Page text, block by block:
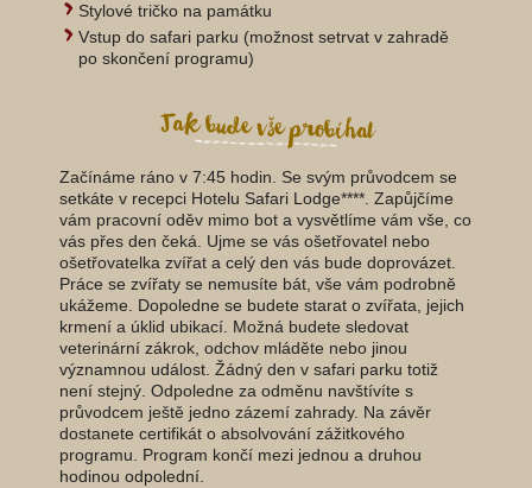
Stylové tričko na památku
Vstup do safari parku (možnost setrvat v zahradě
po skončení programu)
Jak bude vše probíhat
Začínáme ráno v 7:45 hodin. Se svým průvodcem se
setkáte v recepci Hotelu Safari Lodge****. Zapůjčíme
vám pracovní oděv mimo bot a vysvětlíme vám vše, co
vás přes den čeká. Ujme se vás ošetřovatel nebo
ošetřovatelka zvířat a celý den vás bude doprovázet.
Práce se zvířaty se nemusíte bát, vše vám podrobně
ukážeme. Dopoledne se budete starat o zvířata, jejich
krmení a úklid ubikací. Možná budete sledovat
veterinární zákrok, odchov mláděte nebo jinou
významnou událost. Žádný den v safari parku totiž
není stejný. Odpoledne za odměnu navštívíte s
průvodcem ještě jedno zázemí zahrady. Na závěr
dostanete certifikát o absolvování zážitkového
programu. Program končí mezi jednou a druhou
hodinou odpolední.